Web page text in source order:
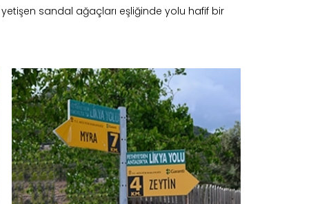
sandal ağaçları eşliğinde yolu hafif bir